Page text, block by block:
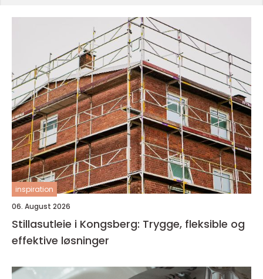
inspiration
06. August 2026
Stillasutleie i Kongsberg: Trygge, fleksible og
effektive løsninger